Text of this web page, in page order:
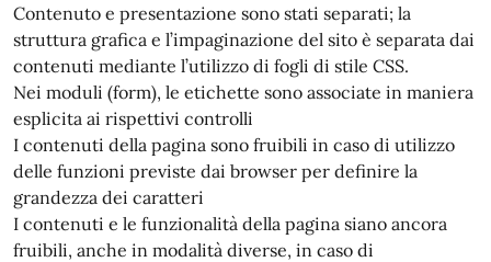
Contenuto e presentazione sono stati separati; la
struttura grafica e l’impaginazione del sito è separata dai
contenuti mediante l’utilizzo di fogli di stile CSS.
Nei moduli (form), le etichette sono associate in maniera
esplicita ai rispettivi controlli
I contenuti della pagina sono fruibili in caso di utilizzo
delle funzioni previste dai browser per definire la
grandezza dei caratteri
I contenuti e le funzionalità della pagina siano ancora
fruibili, anche in modalità diverse, in caso di